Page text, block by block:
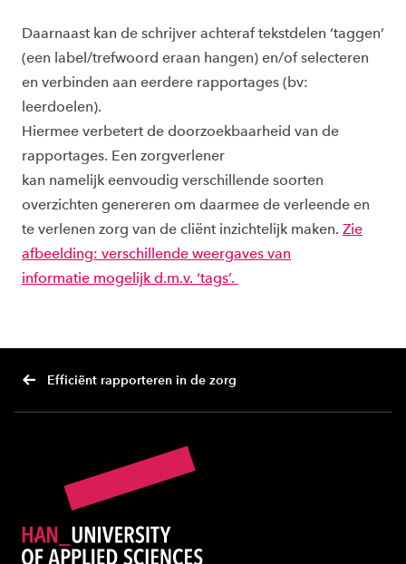
Daarnaast kan de schrijver achteraf tekstdelen ‘taggen’
(een label/trefwoord eraan hangen) en/of selecteren
en verbinden aan eerdere rapportages (bv:
leerdoelen).
Hiermee verbetert de doorzoekbaarheid van de
rapportages. Een zorgverlener
kan namelijk eenvoudig verschillende soorten
overzichten genereren om daarmee de verleende en
te verlenen zorg van de cliënt inzichtelijk maken. Zie
afbeelding: verschillende weergaves van
informatie mogelijk d.m.v. ‘tags’.
Efficiënt rapporteren in de zorg